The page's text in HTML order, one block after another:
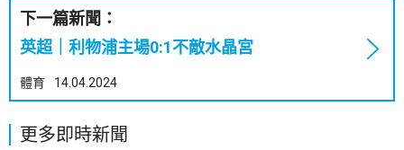
下一篇新聞：
英超｜利物浦主場0:1不敵水晶宮
體育 14.04.2024
更多即時新聞